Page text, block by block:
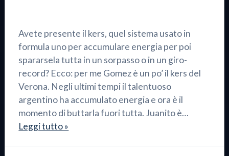
Avete presente il kers, quel sistema usato in
formula uno per accumulare energia per poi
spararsela tutta in un sorpasso o in un giro-
record? Ecco: per me Gomez è un po’ il kers del
Verona. Negli ultimi tempi il talentuoso
argentino ha accumulato energia e ora è il
momento di buttarla fuori tutta. Juanito è…
Leggi tutto »